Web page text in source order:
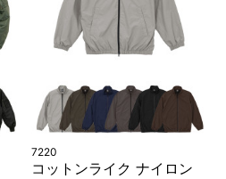
7220
コットンライク ナイロン